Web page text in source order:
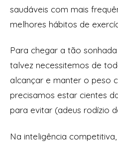
saudáveis ​​com mais
melhores hábitos de
Para chegar a tão
talvez necessitemos de
alcançar e manter o peso
precisamos estar cientes
para evitar (adeus rodízio
Na inteligência